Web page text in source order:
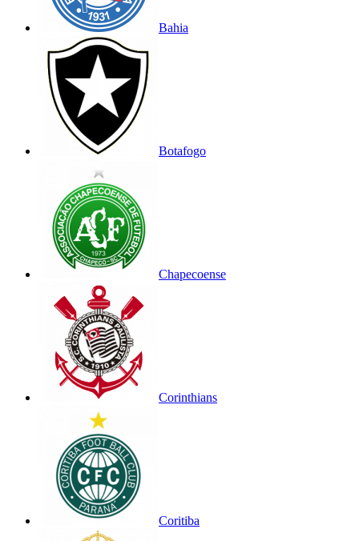
Bahia
Botafogo
Chapecoense
Corinthians
Coritiba